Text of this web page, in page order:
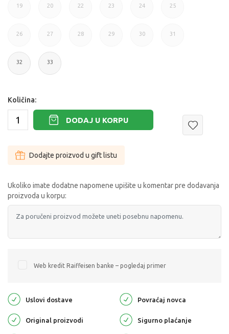
19 20 22 23 24 25
26
26
27
27
28 29 30 31
32
33
Količina:
DODAJ U KORPU
Dodajte proizvod u gift listu
Ukoliko imate dodatne napomene upišite u komentar pre dodavanja
proizvoda u korpu:
Web kredit Raiffeisen banke – pogledaj primer
Uslovi dostave Povraćaj novca
Original proizvodi Sigurno plaćanje